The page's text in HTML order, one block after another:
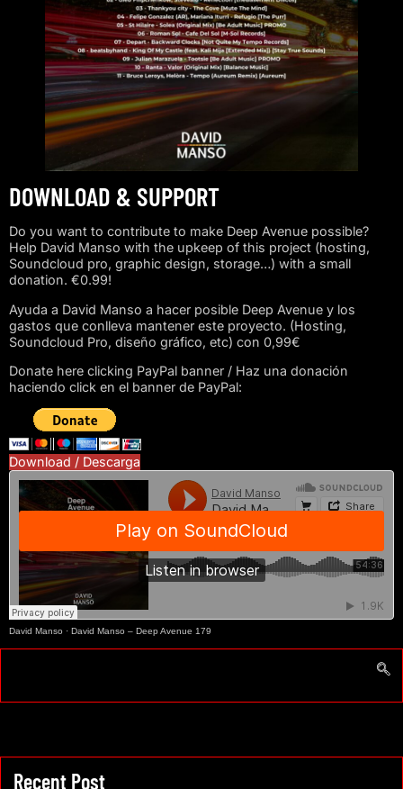
DOWNLOAD & SUPPORT
Do you want to contribute to make Deep Avenue possible?
Help David Manso with the upkeep of this project (hosting,
Soundcloud pro, graphic design, storage…) with a small
donation. €0.99!
Ayuda a David Manso a hacer posible Deep Avenue y los
gastos que conlleva mantener este proyecto. (Hosting,
Soundcloud Pro, diseño gráfico, etc) con 0,99€
Donate here clicking PayPal banner / Haz una donación
haciendo click en el banner de PayPal:
Download / Descarga
David Manso · David Manso – Deep Avenue 179
Recent Post